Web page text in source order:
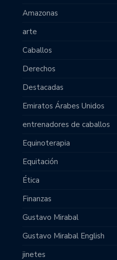
Amazonas
arte
Caballos
Derechos
Destacadas
Emiratos Árabes Unidos
entrenadores de caballos
Equinoterapia
Equitación
Ética
Finanzas
Gustavo Mirabal
Gustavo Mirabal English
jinetes